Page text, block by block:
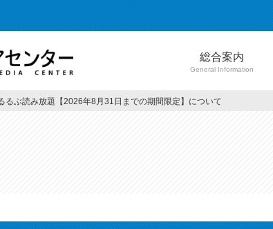
総合案内
General Information
ぶ読み放題【2026年8月31日までの期間限定】について